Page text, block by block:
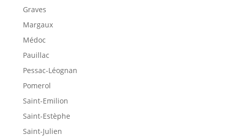
Graves
Margaux
Médoc
Pauillac
Pessac-Léognan
Pomerol
Saint-Emilion
Saint-Estèphe
Saint-Julien